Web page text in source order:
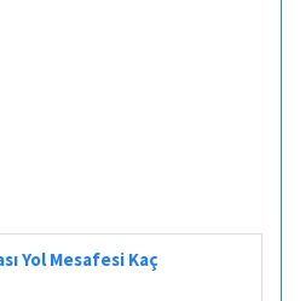
Yol Mesafesi Kaç